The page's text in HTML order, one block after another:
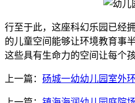
行至于此，这座科幻乐园已经
的儿童空间能够让环境教育事
这些具有生命力的空间让每个
上一篇： 砀城一幼幼儿园室外